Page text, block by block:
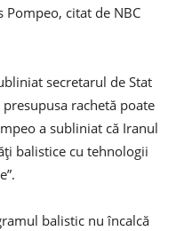
citat de NBC
secretarul de Stat
rachetă poate
a subliniat că Iranul
balistice cu tehnologii
balistic nu încalcă